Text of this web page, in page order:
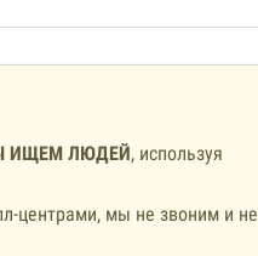
ИЩЕМ ЛЮДЕЙ, используя
центрами, мы не звоним и не